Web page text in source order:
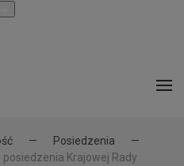
Posiedzenia
Krajowej Rady